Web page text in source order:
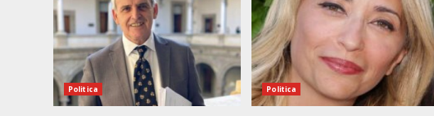
Politica Politica